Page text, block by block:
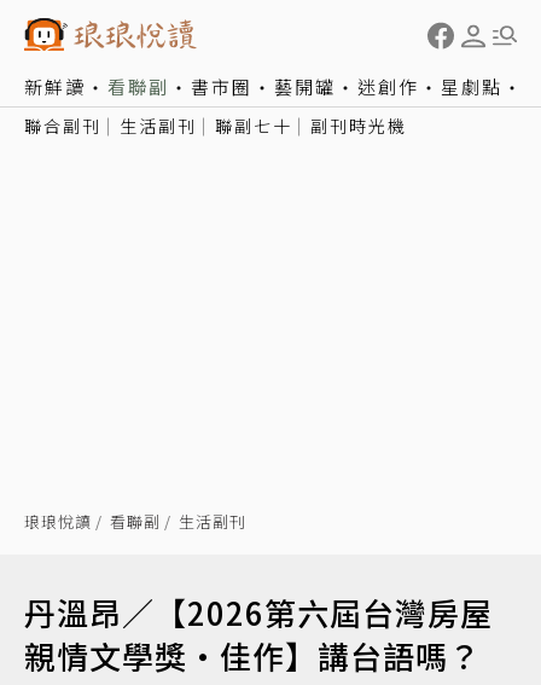
新鮮讀 看聯副 書市圈 藝開罐 迷創作 星劇點
聯合副刊 生活副刊 聯副七十 副刊時光機
琅琅悅讀 看聯副 生活副刊
丹溫昂／【2026第六屆台灣房屋
親情文學獎‧佳作】講台語嗎？